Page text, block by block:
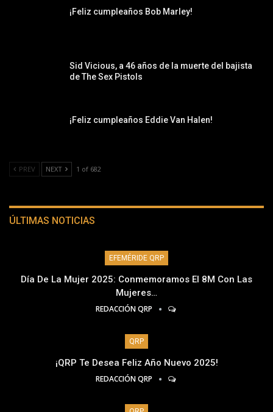
¡Feliz cumpleaños Bob Marley!
Sid Vicious, a 46 años de la muerte del bajista
de The Sex Pistols
¡Feliz cumpleaños Eddie Van Halen!
PREV NEXT 1 of 682
ÚLTIMAS NOTICIAS
EFEMÉRIDE QRP
Día De La Mujer 2025: Conmemoramos El 8M Con Las
Mujeres…
REDACCIÓN QRP
QRP
¡QRP Te Desea Feliz Año Nuevo 2025!
REDACCIÓN QRP